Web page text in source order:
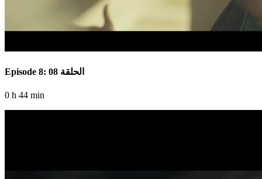
Episode 8: الحلقة 08
0 h 44 min